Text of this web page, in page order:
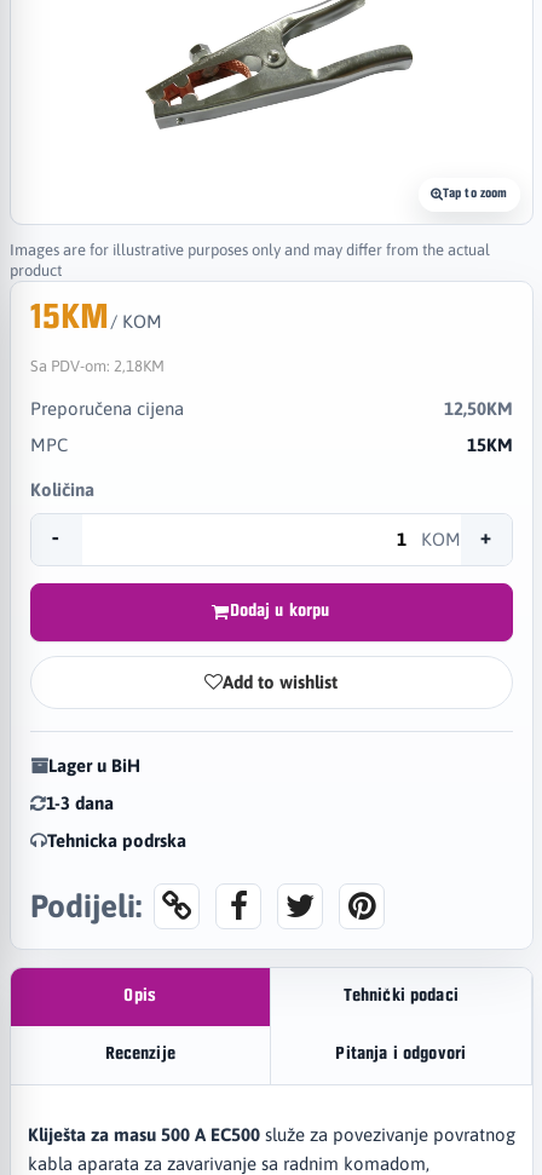
Tap to zoom
Images are for illustrative purposes only and may differ from the actual
product
15KM / KOM
Sa PDV-om: 2,18KM
Preporučena cijena
12,50KM
MPC
15KM
Količina
- KOM +
Dodaj u korpu
Add to wishlist
Lager u BiH
1-3 dana
Tehnicka podrska
Podijeli:
Opis Tehnički podaci
Recenzije Pitanja i odgovori
Kliješta za masu 500 A EC500služe za povezivanje povratnog
kabla aparata za zavarivanje sa radnim komadom,